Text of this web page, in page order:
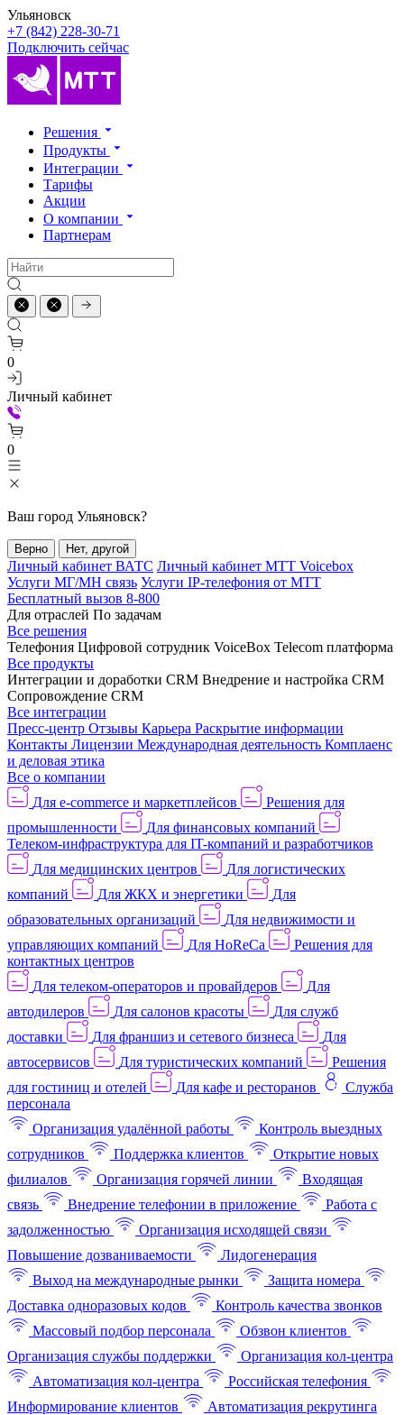
Ульяновск
+7 (842) 228-30-71
Подключить сейчас
Решения
Продукты
Интеграции
Тарифы
Акции
О компании
Партнерам
0
Личный кабинет
0
Ваш город Ульяновск?
Верно Нет, другой
Личный кабинет ВАТС Личный кабинет МТТ Voicebox
Услуги МГ/МН связь Услуги IP-телефония от МТТ
Бесплатный вызов 8-800
Для отраслей По задачам
Все решения
Телефония Цифровой сотрудник VoiceBox Telecom платформа
Все продукты
Интеграции и доработки CRM Внедрение и настройка CRM
Сопровождение CRM
Все интеграции
Пресс-центр Отзывы Карьера Раскрытие информации
Контакты Лицензии Международная деятельность Комплаенс
и деловая этика
Все о компании
Для e-commerce и маркетплейсов
Решения для
промышленности
Для финансовых компаний
Телеком-инфраструктура для IT-компаний и разработчиков
Для медицинских центров
Для логистических
компаний
Для ЖКХ и энергетики
Для
образовательных организаций
Для недвижимости и
управляющих компаний
Для HoReCa
Решения для
контактных центров
Для телеком-операторов и провайдеров
Для
автодилеров
Для салонов красоты
Для служб
доставки
Для франшиз и сетевого бизнеса
Для
автосервисов
Для туристических компаний
Решения
для гостиниц и отелей
Для кафе и ресторанов
Служба
персонала
Организация удалённой работы
Контроль выездных
сотрудников
Поддержка клиентов
Открытие новых
филиалов
Организация горячей линии
Входящая
связь
Внедрение телефонии в приложение
Работа с
задолженностью
Организация исходящей связи
Повышение дозваниваемости
Лидогенерация
Выход на международные рынки
Защита номера
Доставка одноразовых кодов
Контроль качества звонков
Массовый подбор персонала
Обзвон клиентов
Организация службы поддержки
Организация кол-центра
Автоматизация кол-центра
Российская телефония
Информирование клиентов
Автоматизация рекрутинга